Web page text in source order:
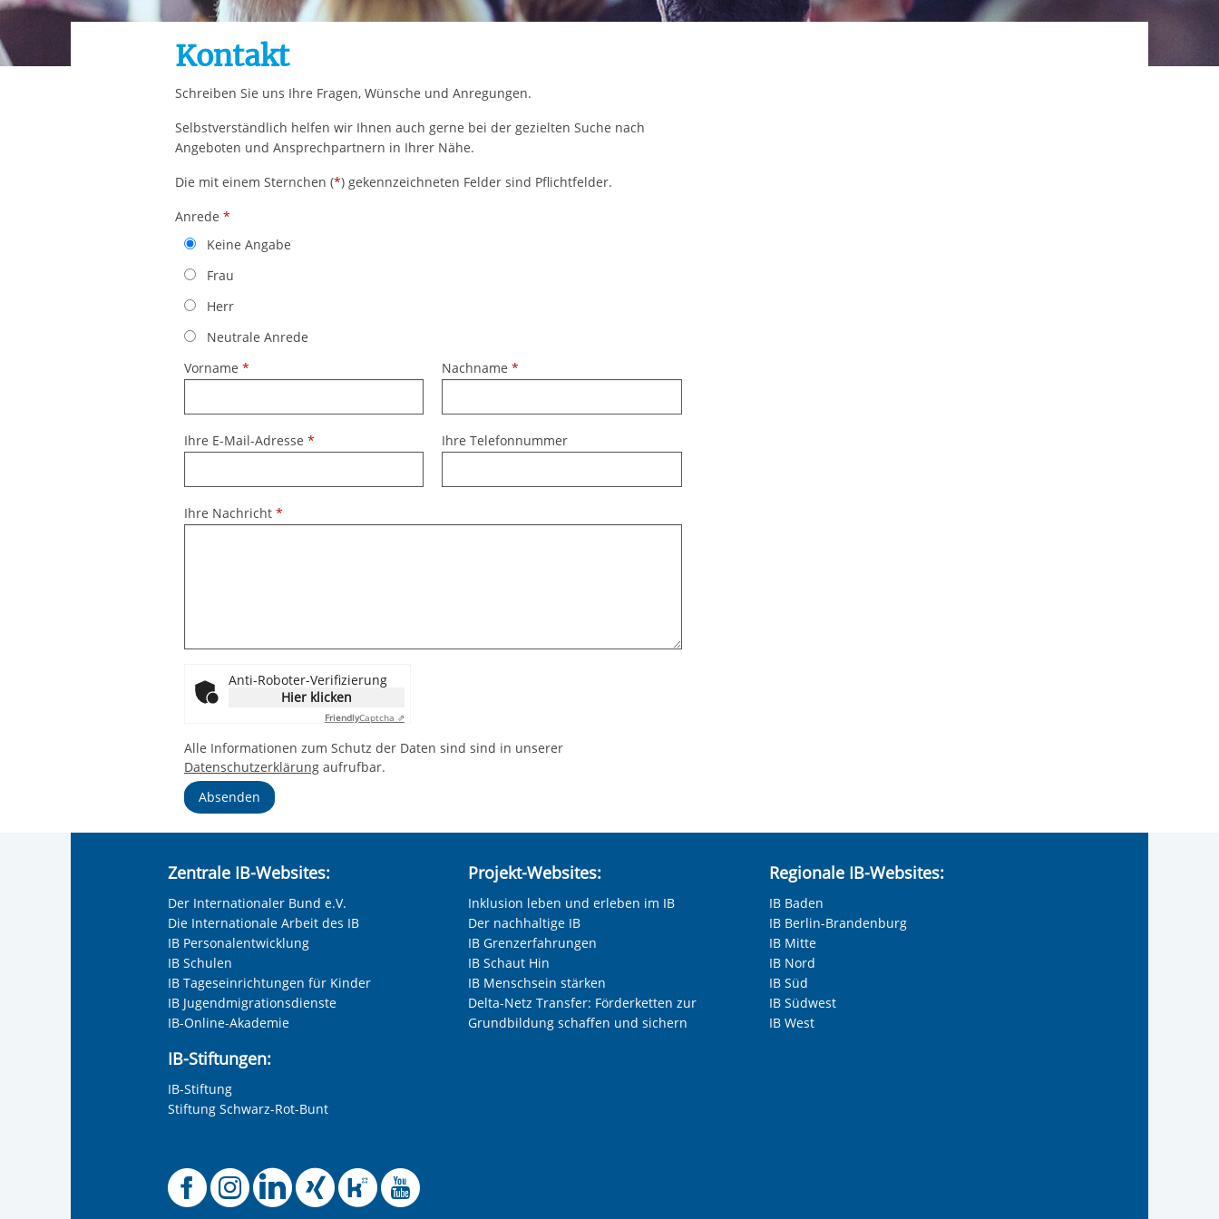
Ihre etwaige Einwilligung erstreckt sich nicht auf notwendige Cookies, die erforderlich zur Bereitstellung
aufgrund berechtigter Interessen und daher unabhängig von einer Einwilligung.
Kontakt
Schreiben Sie uns Ihre Fragen, Wünsche und Anregungen.
Selbstverständlich helfen wir Ihnen auch gerne bei der gezielten Suche nach
Angeboten und Ansprechpartnern in Ihrer Nähe.
Das Formular enthält einige Fehler!
Die mit einem Sternchen (*) gekennzeichneten Felder sind Pflichtfelder.
Anrede *
Keine Angabe
Frau
Herr
Neutrale Anrede
Vorname * Nachname*
Ihre E-Mail-Adresse * Ihre Telefonnummer
Ihre Nachricht *
Anti-Roboter-Verifizierung
Hier klicken
FriendlyCaptcha ⇗
Alle Informationen zum Schutz der Daten sind sind in unserer
Datenschutzerklärungaufrufbar.
Absenden
Zentrale IB-Websites:
Der Internationaler Bund e.V.
Die Internationale Arbeit des IB
IB Personalentwicklung
IB Schulen
IB Tageseinrichtungen für Kinder
IB Jugendmigrationsdienste
IB-Online-Akademie
IB-Stiftungen:
IB-Stiftung
Stiftung Schwarz-Rot-Bunt
Projekt-Websites:
Inklusion leben und erleben im IB
Der nachhaltige IB
IB Grenzerfahrungen
IB Schaut Hin
IB Menschsein stärken
Delta-Netz Transfer: Förderketten zur
Grundbildung schaffen und sichern
Regionale IB-Websites:
IB Baden
IB Berlin-Brandenburg
IB Mitte
IB Nord
IB Süd
IB Südwest
IB West
Offizielle Facebook-Seite der IB-Freiwilligendienste
Offizielle Instagram-Seite des Internationalen Bund
Offizielle LinkedIn-Seite des Internationalen Bund
Offizielle Xing-Seite des Internationalen Bund
Offizielle Kununu-Seite des Internationalen